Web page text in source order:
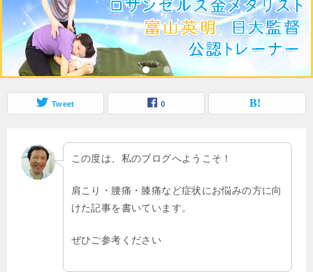
Tweet 0
この度は、私のブログへようこそ！
肩こり・腰痛・膝痛など症状にお悩みの方に向
けた記事を書いています。
ぜひご参考ください